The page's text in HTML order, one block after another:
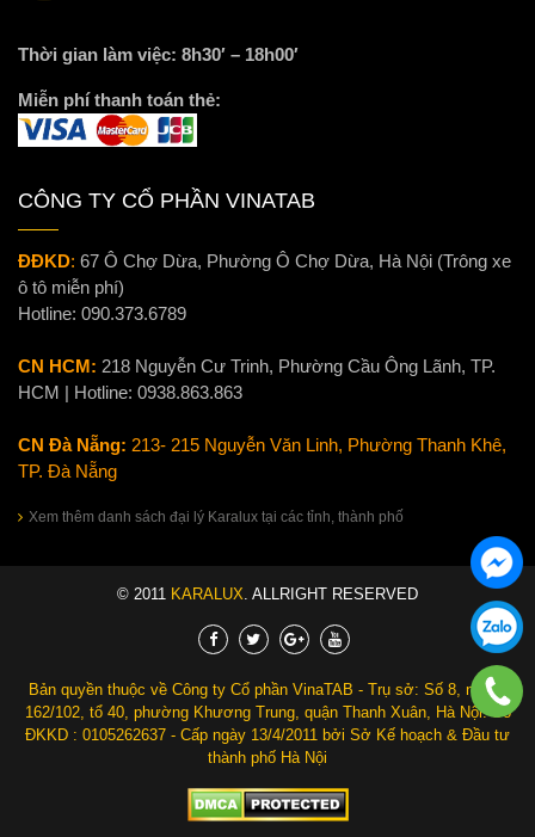
Thời gian làm việc: 8h30′ – 18h00′
Miễn phí thanh toán thẻ:
CÔNG TY CỔ PHẦN VINATAB
ĐĐKD: 67 Ô Chợ Dừa, Phường Ô Chợ Dừa, Hà Nội (Trông xe
ô tô miễn phí)
Hotline: 090.373.6789
CN HCM: 218 Nguyễn Cư Trinh, Phường Cầu Ông Lãnh, TP.
HCM | Hotline: 0938.863.863
CN Đà Nẵng: 213- 215 Nguyễn Văn Linh, Phường Thanh Khê,
TP. Đà Nẵng
Xem thêm danh sách đại lý Karalux tại các tỉnh, thành phố
© 2011 KARALUX. ALLRIGHT RESERVED
Bản quyền thuộc về Công ty Cổ phần VinaTAB - Trụ sở: Số 8, ngách
162/102, tổ 40, phường Khương Trung, quận Thanh Xuân, Hà Nội. Số
ĐKKD : 0105262637 - Cấp ngày 13/4/2011 bởi Sở Kế hoạch & Đầu tư
thành phố Hà Nội